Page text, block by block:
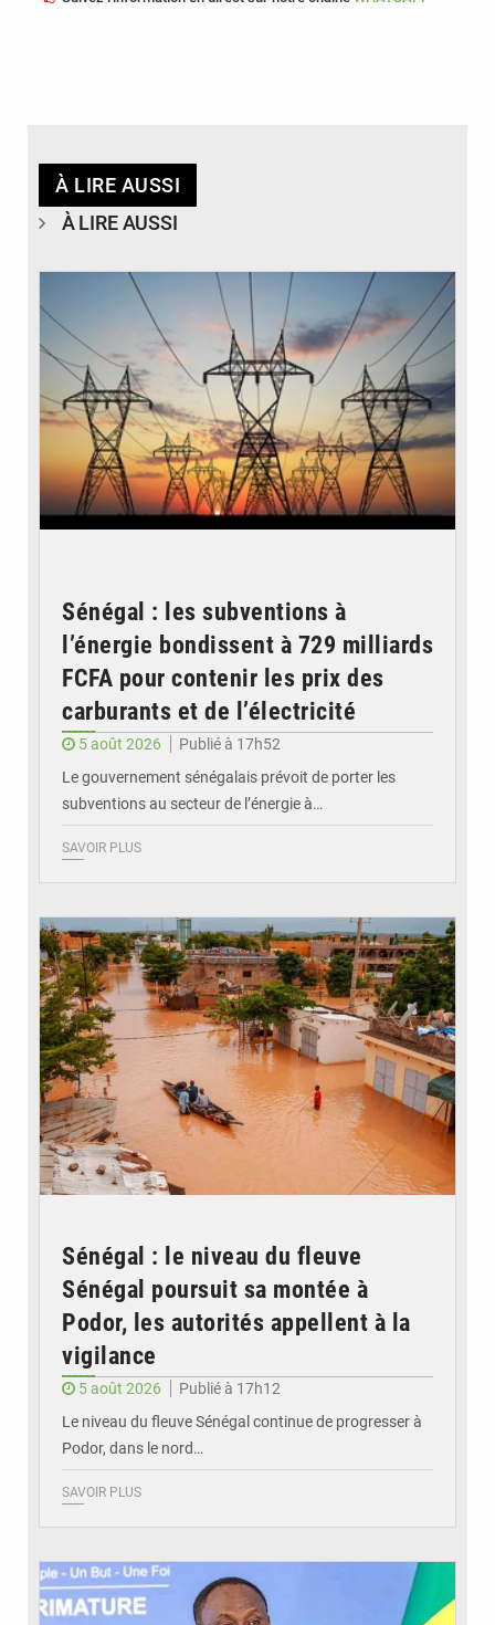
À LIRE AUSSI
À LIRE AUSSI
Sénégal : les subventions à
l’énergie bondissent à 729 milliards
FCFA pour contenir les prix des
carburants et de l’électricité
5 août 2026
Publié à 17h52
Le gouvernement sénégalais prévoit de porter les
subventions au secteur de l’énergie à…
SAVOIR PLUS
Sénégal : le niveau du fleuve
Sénégal poursuit sa montée à
Podor, les autorités appellent à la
vigilance
5 août 2026
Publié à 17h12
Le niveau du fleuve Sénégal continue de progresser à
Podor, dans le nord…
SAVOIR PLUS